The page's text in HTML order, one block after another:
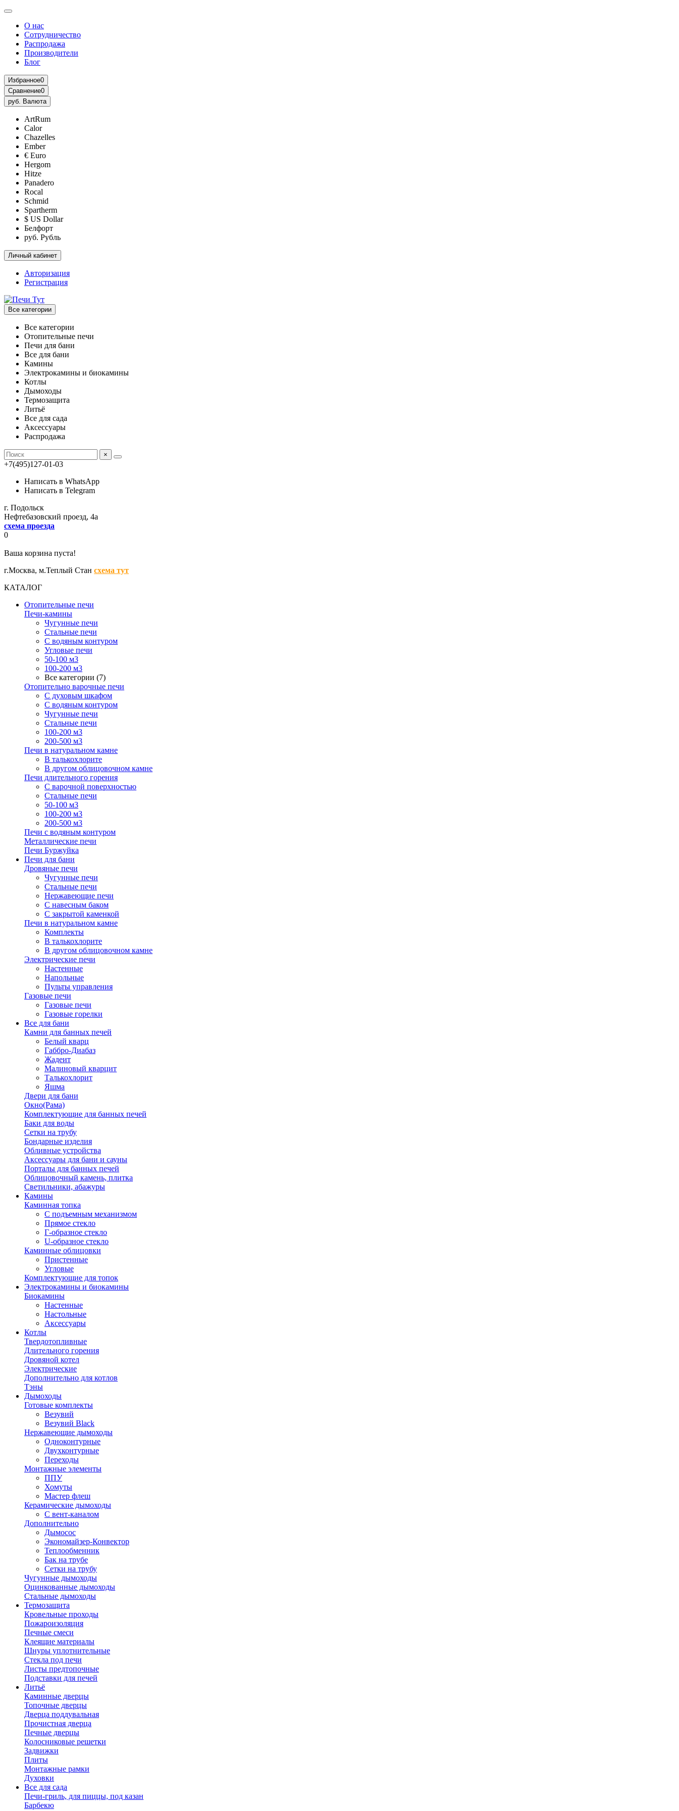
О нас
Сотрудничество
Распродажа
Производители
Блог
Избранное0
Сравнение0
руб. Валюта
ArtRum
Calor
Chazelles
Ember
€ Euro
Hergom
Hitze
Panadero
Rocal
Schmid
Spartherm
$ US Dollar
Белфорт
руб. Рубль
Личный кабинет
Авторизация
Регистрация
Все категории
Все категории
Отопительные печи
Печи для бани
Все для бани
Камины
Электрокамины и биокамины
Котлы
Дымоходы
Термозащита
Литьё
Все для сада
Аксессуары
Распродажа
×
+7(495)127-01-03
Написать в WhatsApp
Написать в Telegram
г. Подольск
Нефтебазовский проезд, 4а
схема проезда
0
Ваша корзина пуста!
г.Москва, м.Теплый Стан схема тут
КАТАЛОГ
Отопительные печи
Печи-камины
Чугунные печи
Стальные печи
С водяным контуром
Угловые печи
50-100 м3
100-200 м3
Все категории (7)
Отопительно варочные печи
С духовым шкафом
С водяным контуром
Чугунные печи
Стальные печи
100-200 м3
200-500 м3
Печи в натуральном камне
В талькохлорите
В другом облицовочном камне
Печи длительного горения
С варочной поверхностью
Стальные печи
50-100 м3
100-200 м3
200-500 м3
Печи с водяным контуром
Металлические печи
Печи Буржуйка
Печи для бани
Дровяные печи
Чугунные печи
Стальные печи
Нержавеющие печи
С навесным баком
С закрытой каменкой
Печи в натуральном камне
Комплекты
В талькохлорите
В другом облицовочном камне
Электрические печи
Настенные
Напольные
Пульты управления
Газовые печи
Газовые печи
Газовые горелки
Все для бани
Камни для банных печей
Белый кварц
Габбро-Диабаз
Жадеит
Малиновый кварцит
Талькохлорит
Яшма
Двери для бани
Окно(Рама)
Комплектующие для банных печей
Баки для воды
Сетки на трубу
Бондарные изделия
Обливные устройства
Аксессуары для бани и сауны
Порталы для банных печей
Облицовочный камень, плитка
Светильники, абажуры
Камины
Каминная топка
С подъемным механизмом
Прямое стекло
Г-образное стекло
U-образное стекло
Каминные облицовки
Пристенные
Угловые
Комплектующие для топок
Электрокамины и биокамины
Биокамины
Настенные
Настольные
Аксессуары
Котлы
Твердотопливные
Длительного горения
Дровяной котел
Электрические
Дополнительно для котлов
Тэны
Дымоходы
Готовые комплекты
Везувий
Везувий Black
Нержавеющие дымоходы
Одноконтурные
Двухконтурные
Переходы
Монтажные элементы
ППУ
Хомуты
Мастер флеш
Керамические дымоходы
С вент-каналом
Дополнительно
Дымосос
Экономайзер-Конвектор
Теплообменник
Бак на трубе
Сетки на трубу
Чугунные дымоходы
Оцинкованные дымоходы
Стальные дымоходы
Термозащита
Кровельные проходы
Пожароизоляция
Печные смеси
Клеящие материалы
Шнуры уплотнительные
Стекла под печи
Листы предтопочные
Подставки для печей
Литьё
Каминные дверцы
Топочные дверцы
Дверца поддувальная
Прочистная дверца
Печные дверцы
Колосниковые решетки
Задвижки
Плиты
Монтажные рамки
Духовки
Все для сада
Печи-гриль, для пиццы, под казан
Барбекю